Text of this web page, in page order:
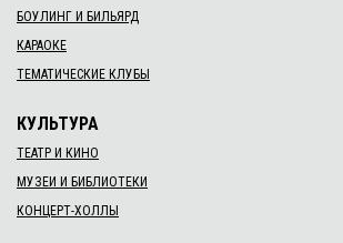
БОУЛИНГ И БИЛЬЯРД
КАРАОКЕ
ТЕМАТИЧЕСКИЕ КЛУБЫ
КУЛЬТУРА
ТЕАТР И КИНО
МУЗЕИ И БИБЛИОТЕКИ
КОНЦЕРТ-ХОЛЛЫ